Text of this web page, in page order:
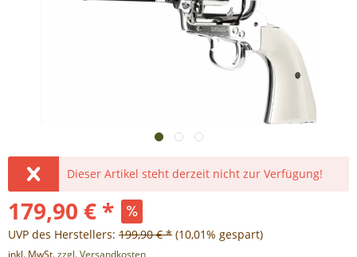
Dieser Artikel steht derzeit nicht zur Verfügung!
179,90 € *
UVP des Herstellers: 199,90 € * (10,01% gespart)
inkl. MwSt.zzgl. Versandkosten